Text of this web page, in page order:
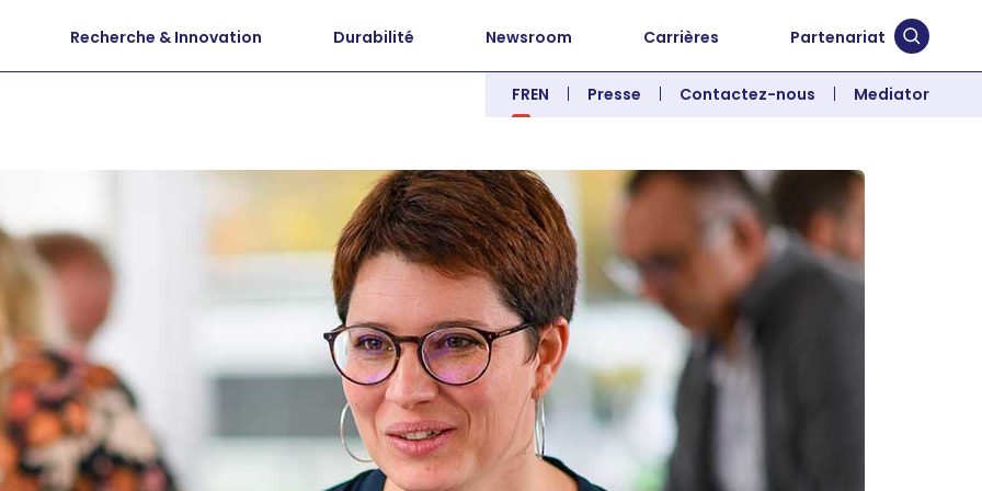
Recherche & Innovation Durabilité Newsroom Carrières Partenariat
FREN Presse Contactez-nous Mediator